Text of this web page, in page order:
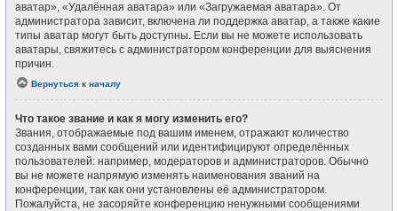
аватар», «Удалённая аватара» или «Загружаемая аватара». От
администратора зависит, включена ли поддержка аватар, а также какие
типы аватар могут быть доступны. Если вы не можете использовать
аватары, свяжитесь с администратором конференции для выяснения
причин.
Вернуться к началу
Что такое звание и как я могу изменить его?
Звания, отображаемые под вашим именем, отражают количество
созданных вами сообщений или идентифицируют определённых
пользователей: например, модераторов и администраторов. Обычно
вы не можете напрямую изменять наименования званий на
конференции, так как они установлены её администратором.
Пожалуйста, не засоряйте конференцию ненужными сообщениями